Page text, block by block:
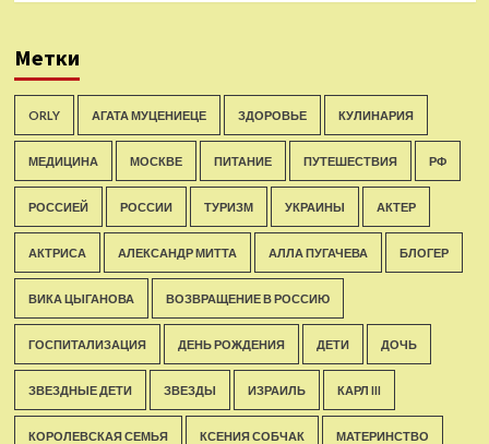
Метки
ORLY АГАТА МУЦЕНИЕЦЕ ЗДОРОВЬЕ КУЛИНАРИЯ
МЕДИЦИНА МОСКВЕ ПИТАНИЕ ПУТЕШЕСТВИЯ РФ
РОССИЕЙ РОССИИ ТУРИЗМ УКРАИНЫ АКТЕР
АКТРИСА АЛЕКСАНДР МИТТА АЛЛА ПУГАЧЕВА БЛОГЕР
ВИКА ЦЫГАНОВА ВОЗВРАЩЕНИЕ В РОССИЮ
ГОСПИТАЛИЗАЦИЯ ДЕНЬ РОЖДЕНИЯ ДЕТИ ДОЧЬ
ЗВЕЗДНЫЕ ДЕТИ ЗВЕЗДЫ ИЗРАИЛЬ КАРЛ III
КОРОЛЕВСКАЯ СЕМЬЯ КСЕНИЯ СОБЧАК МАТЕРИНСТВО